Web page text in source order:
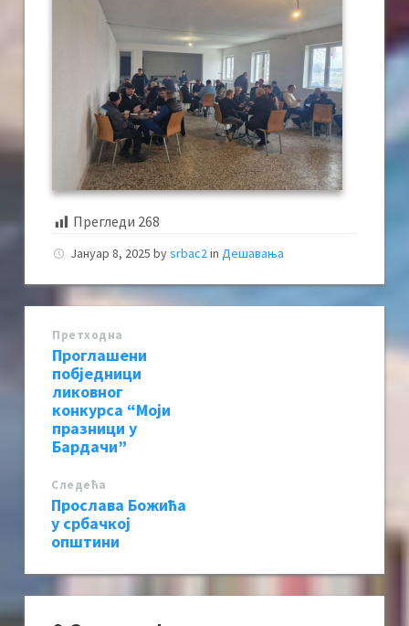
Прегледи 268
Јануар 8, 2025 bysrbac2 in Дешавања
Претходна
Проглашени
побједници
ликовног
конкурса “Моји
празници у
Бардачи”
Следећa
Прослава Божића
у србачкој
општини